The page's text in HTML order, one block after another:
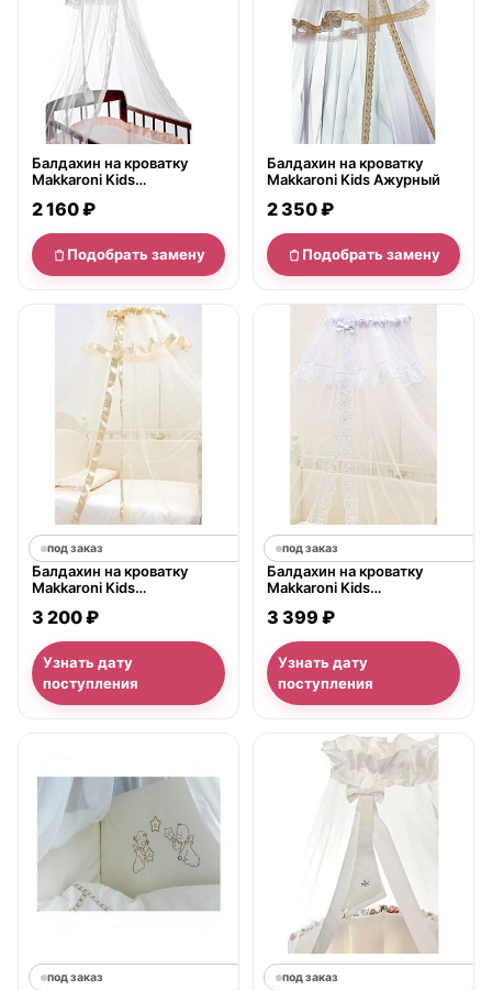
Балдахин на кроватку
Makkaroni Kids
2 160 ₽
Подобрать замену
Балдахин на кроватку
Makkaroni Kids Ажурный
2 350 ₽
Подобрать замену
под заказ
Балдахин на кроватку
Makkaroni Kids
3 200 ₽
Узнать дату
поступления
под заказ
Балдахин на кроватку
Makkaroni Kids
3 399 ₽
Узнать дату
поступления
под заказ под заказ